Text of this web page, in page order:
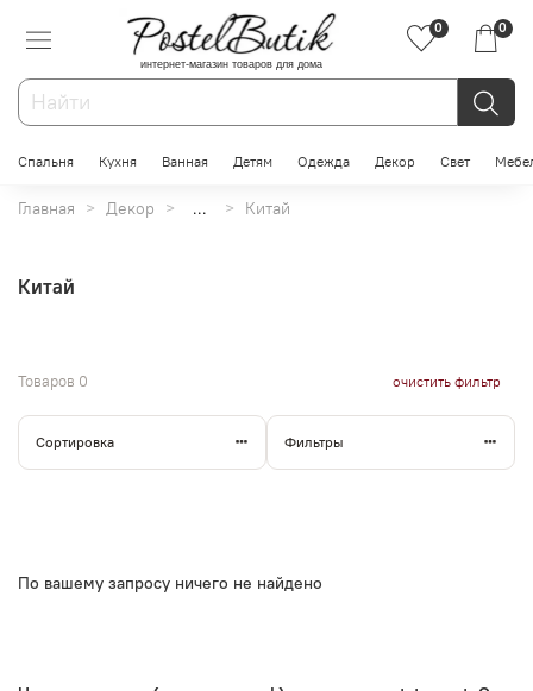
интернет-магазин товаров для дома
0 0
Спальня Кухня Ванная Детям Одежда Декор Свет
Главная Декор ... Китай
Китай
Товаров 0 очистить фильтр
Сортировка Фильтры
По вашему запросу ничего не найдено